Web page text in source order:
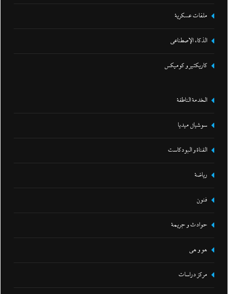
ملفات عسكرية
الذكاء الإصطناعي
كاريكتير و كوميكس
الخدمة الناطقة
سوشيال ميديا
القناة و البودكاست
رياضة
فنون
حوادث و جريمة
هو و هي
مركز دراسات